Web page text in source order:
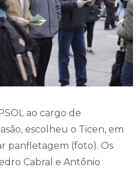
ao cargo de
escolheu o Ticen, em
panfletagem (foto). Os
Cabral e Antônio